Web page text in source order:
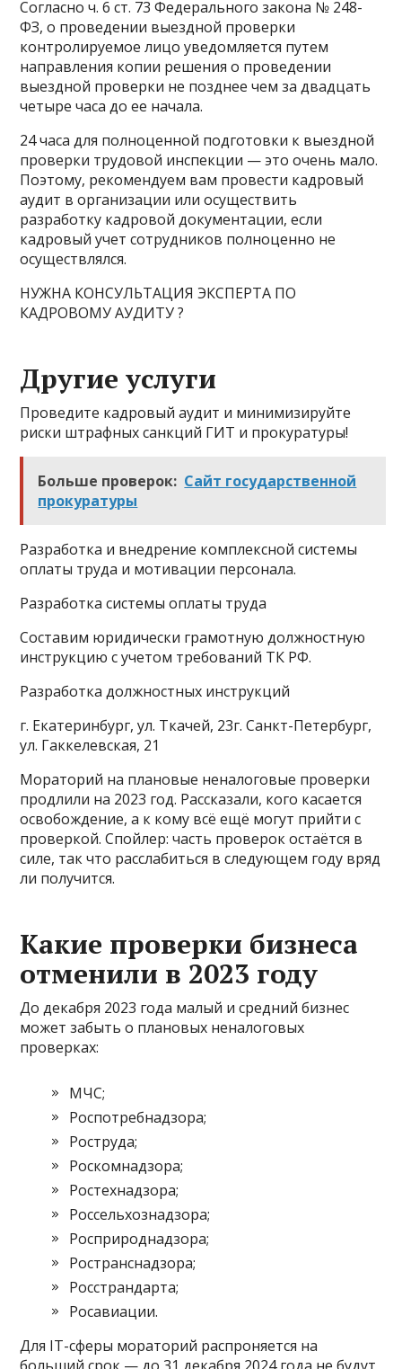
Согласно ч. 6 ст. 73 Федерального закона № 248-
ФЗ, о проведении выездной проверки
контролируемое лицо уведомляется путем
направления копии решения о проведении
выездной проверки не позднее чем за двадцать
четыре часа до ее начала.
24 часа для полноценной подготовки к выездной
проверки трудовой инспекции — это очень мало.
Поэтому, рекомендуем вам провести кадровый
аудит в организации или осуществить
разработку кадровой документации, если
кадровый учет сотрудников полноценно не
осуществлялся.
НУЖНА КОНСУЛЬТАЦИЯ ЭКСПЕРТА ПО
КАДРОВОМУ АУДИТУ ?
Другие услуги
Проведите кадровый аудит и минимизируйте
риски штрафных санкций ГИТ и прокуратуры!
Больше проверок: Сайт государственной
прокуратуры
Разработка и внедрение комплексной системы
оплаты труда и мотивации персонала.
Разработка системы оплаты труда
Составим юридически грамотную должностную
инструкцию с учетом требований ТК РФ.
Разработка должностных инструкций
г. Екатеринбург, ул. Ткачей, 23г. Санкт-Петербург,
ул. Гаккелевская, 21
Мораторий на плановые неналоговые проверки
продлили на 2023 год. Рассказали, кого касается
освобождение, а к кому всё ещё могут прийти с
проверкой. Спойлер: часть проверок остаётся в
силе, так что расслабиться в следующем году вряд
ли получится.
Какие проверки бизнеса
отменили в 2023 году
До декабря 2023 года малый и средний бизнес
может забыть о плановых неналоговых
проверках:
МЧС;
Роспотребнадзора;
Роструда;
Роскомнадзора;
Ростехнадзора;
Россельхознадзора;
Росприроднадзора;
Ространснадзора;
Росстрандарта;
Росавиации.
Для IT-сферы мораторий распроняется на